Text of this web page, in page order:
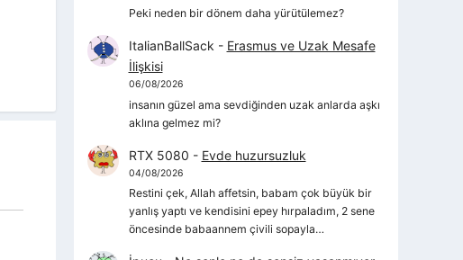
Peki neden bir dönem daha yürütülemez?
ItalianBallSack - Erasmus ve Uzak Mesafe
İlişkisi
06/08/2026
insanın güzel ama sevdiğinden uzak anlarda aşkı
aklına gelmez mi?
RTX 5080 - Evde huzursuzluk
04/08/2026
Restini çek, Allah affetsin, babam çok büyük bir
yanlış yaptı ve kendisini epey hırpaladım, 2 sene
öncesinde babaannem çivili sopayla…